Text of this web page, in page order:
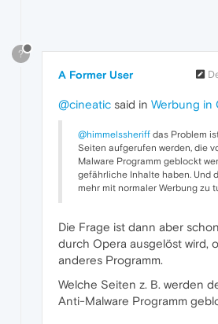
?
A Former User
@cineatic said in Werbung in
@himmelssheriff das Problem
Seiten aufgerufen werden, die
Malware Programm geblockt
gefährliche Inhalte haben. Und
mehr mit normaler Werbung zu
Die Frage ist dann aber
durch Opera ausgelöst wird,
anderes Programm.
Welche Seiten z. B. werden
Anti-Malware Programm